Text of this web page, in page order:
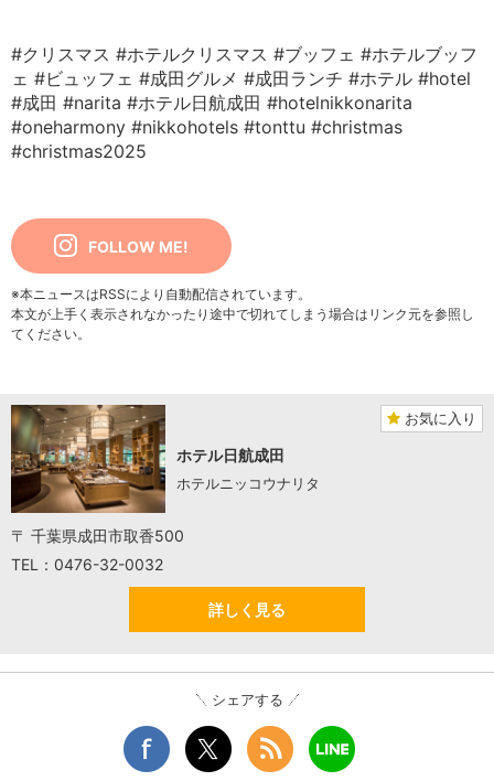
#クリスマス #ホテルクリスマス #ブッフェ #ホテルブッフ
ェ #ビュッフェ #成田グルメ #成田ランチ #ホテル #hotel
#成田 #narita #ホテル日航成田 #hotelnikkonarita
#oneharmony #nikkohotels #tonttu #christmas
#christmas2025
FOLLOW ME!
※本ニュースはRSSにより自動配信されています。
本文が上手く表示されなかったり途中で切れてしまう場合はリンク元を参照し
てください。
お気に入り
ホテル日航成田
ホテルニッコウナリタ
〒 千葉県成田市取香500
TEL：0476-32-0032
詳しく見る
シェアする